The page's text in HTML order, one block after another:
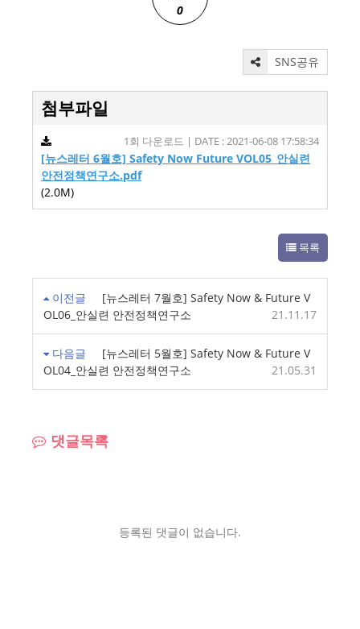
0
SNS공유
첨부파일
[뉴스레터 6월호] Safety Now Future VOL05_안실련
안전정책연구소.pdf
(2.0M)
1회 다운로드 | DATE : 2021-06-08 17:58:34
목록
이전글
[뉴스레터 7월호] Safety Now & Future V
OL06_안실련 안전정책연구소
21.11.17
다음글
[뉴스레터 5월호] Safety Now & Future V
OL04_안실련 안전정책연구소
21.05.31
댓글목록
등록된 댓글이 없습니다.